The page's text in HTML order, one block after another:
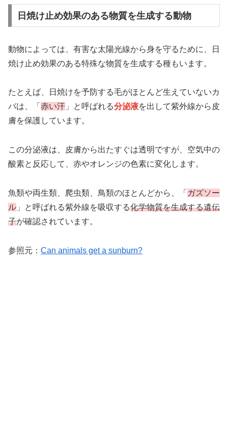
日焼け止め効果のある物質を生成する動物
動物によっては、有害な太陽光線から身を守るために、日
焼け止め効果のある特殊な物質を生成する種もいます。
たとえば、日焼けを予防する毛がほとんど生えていないカ
バは、「 赤い汗 」と呼ばれる分泌液を出して紫外線から皮
膚を保護しています。
この分泌液は、皮膚から出たすぐは透明ですが、空気中の
酸素と反応して、赤やオレンジの色素に変化します。
魚類や両生類、爬虫類、鳥類のほとんどから、「 ガズソー
ル 」と呼ばれる紫外線を吸収する化学物質を生成する遺伝
子が確認されています。
参照元： Can animals get a sunburn?